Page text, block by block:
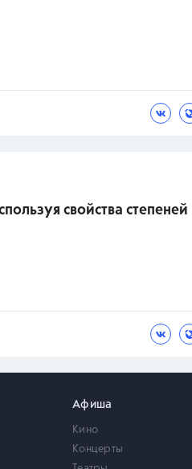
свойства степеней
Афиша
Кино
Концерты